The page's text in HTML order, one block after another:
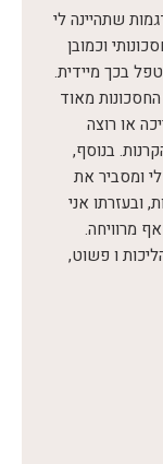
שתהיינה לי
וכמובן
בכך מיידית.
מאוד
או רוצה
בנוסף,
ומסביר את
ובעזרתו אני
מרוויחה.
ו פשוט,